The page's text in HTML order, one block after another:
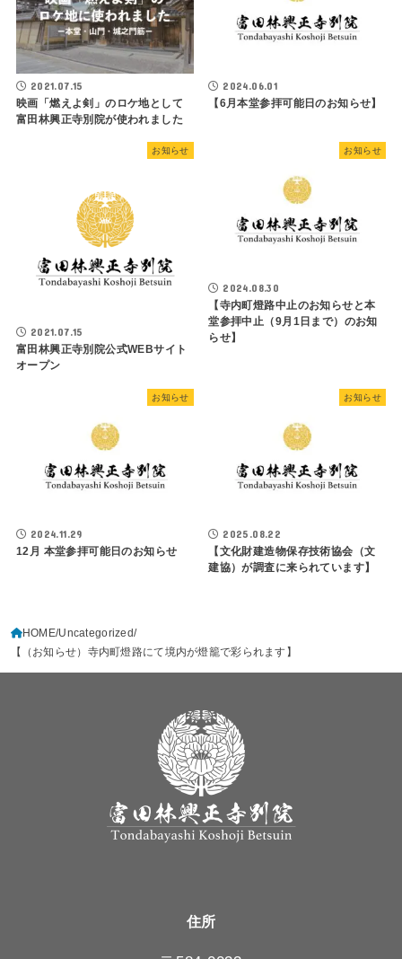
2021.07.15
映画「燃えよ剣」のロケ地として
富田林興正寺別院が使われました
2024.06.01
【6月本堂参拝可能日のお知らせ】
お知らせ
2021.07.15
富田林興正寺別院公式WEBサイト
オープン
お知らせ
2024.08.30
【寺内町燈路中止のお知らせと本
堂参拝中止（9月1日まで）のお知
らせ】
お知らせ
2024.11.29
12月 本堂参拝可能日のお知らせ
お知らせ
2025.08.22
【文化財建造物保存技術協会（文
建協）が調査に来られています】
HOME Uncategorized
【（お知らせ）寺内町燈路にて境内が燈籠で彩られます】
住所